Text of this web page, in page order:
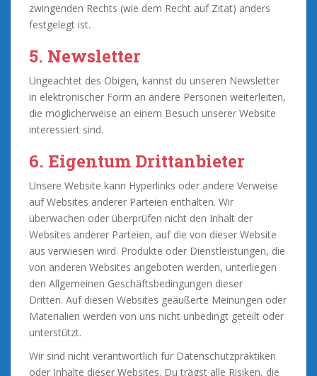
zwingenden Rechts (wie dem Recht auf Zitat) anders
festgelegt ist.
5. Newsletter
Ungeachtet des Obigen, kannst du unseren Newsletter
in elektronischer Form an andere Personen weiterleiten,
die möglicherweise an einem Besuch unserer Website
interessiert sind.
6. Eigentum Drittanbieter
Unsere Website kann Hyperlinks oder andere Verweise
auf Websites anderer Parteien enthalten. Wir
überwachen oder überprüfen nicht den Inhalt der
Websites anderer Parteien, auf die von dieser Website
aus verwiesen wird. Produkte oder Dienstleistungen, die
von anderen Websites angeboten werden, unterliegen
den Allgemeinen Geschäftsbedingungen dieser
Dritten. Auf diesen Websites geäußerte Meinungen oder
Materialien werden von uns nicht unbedingt geteilt oder
unterstützt.
Wir sind nicht verantwortlich für Datenschutzpraktiken
oder Inhalte dieser Websites. Du trägst alle Risiken, die